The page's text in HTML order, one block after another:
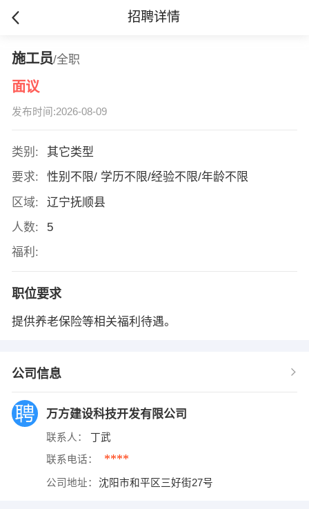
招聘详情
施工员/全职
面议
发布时间:2026-08-09
类别:
其它类型
要求:
性别不限/ 学历不限/经验不限/年龄不限
区域:
辽宁抚顺县
人数:
5
福利:
职位要求
提供养老保险等相关福利待遇。
公司信息
万方建设科技开发有限公司
联系人： 丁武
联系电话： ****
公司地址： 沈阳市和平区三好街27号